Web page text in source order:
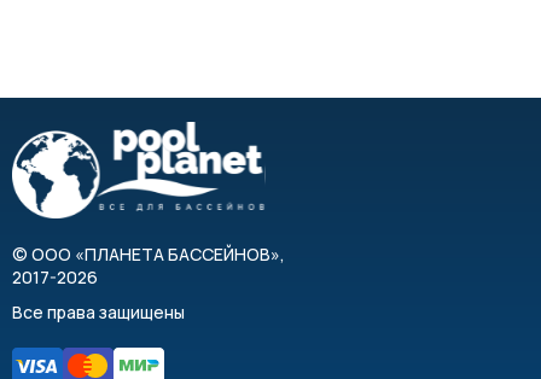
© ООО «ПЛАНЕТА БАССЕЙНОВ»,
2017-2026
Все права защищены